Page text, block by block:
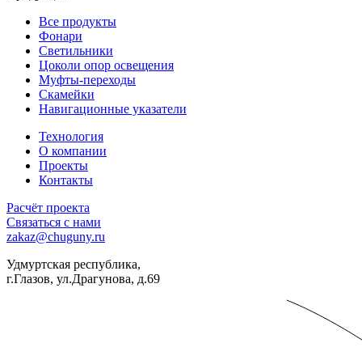
Все продукты
Фонари
Светильники
Цоколи опор освещения
Муфты-переходы
Скамейки
Навигационные указатели
Технология
О компании
Проекты
Контакты
Расчёт проекта
Связаться с нами
zakaz@chuguny.ru
Удмуртская республика,
г.Глазов, ул.Драгунова, д.69